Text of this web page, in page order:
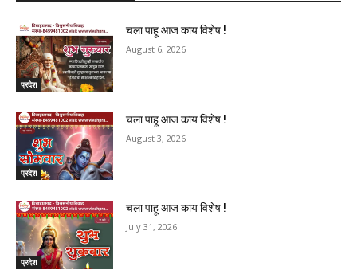
प्रदेश
चला पाहू आज काय विशेष !
August 6, 2026
प्रदेश
चला पाहू आज काय विशेष !
August 3, 2026
प्रदेश
चला पाहू आज काय विशेष !
July 31, 2026